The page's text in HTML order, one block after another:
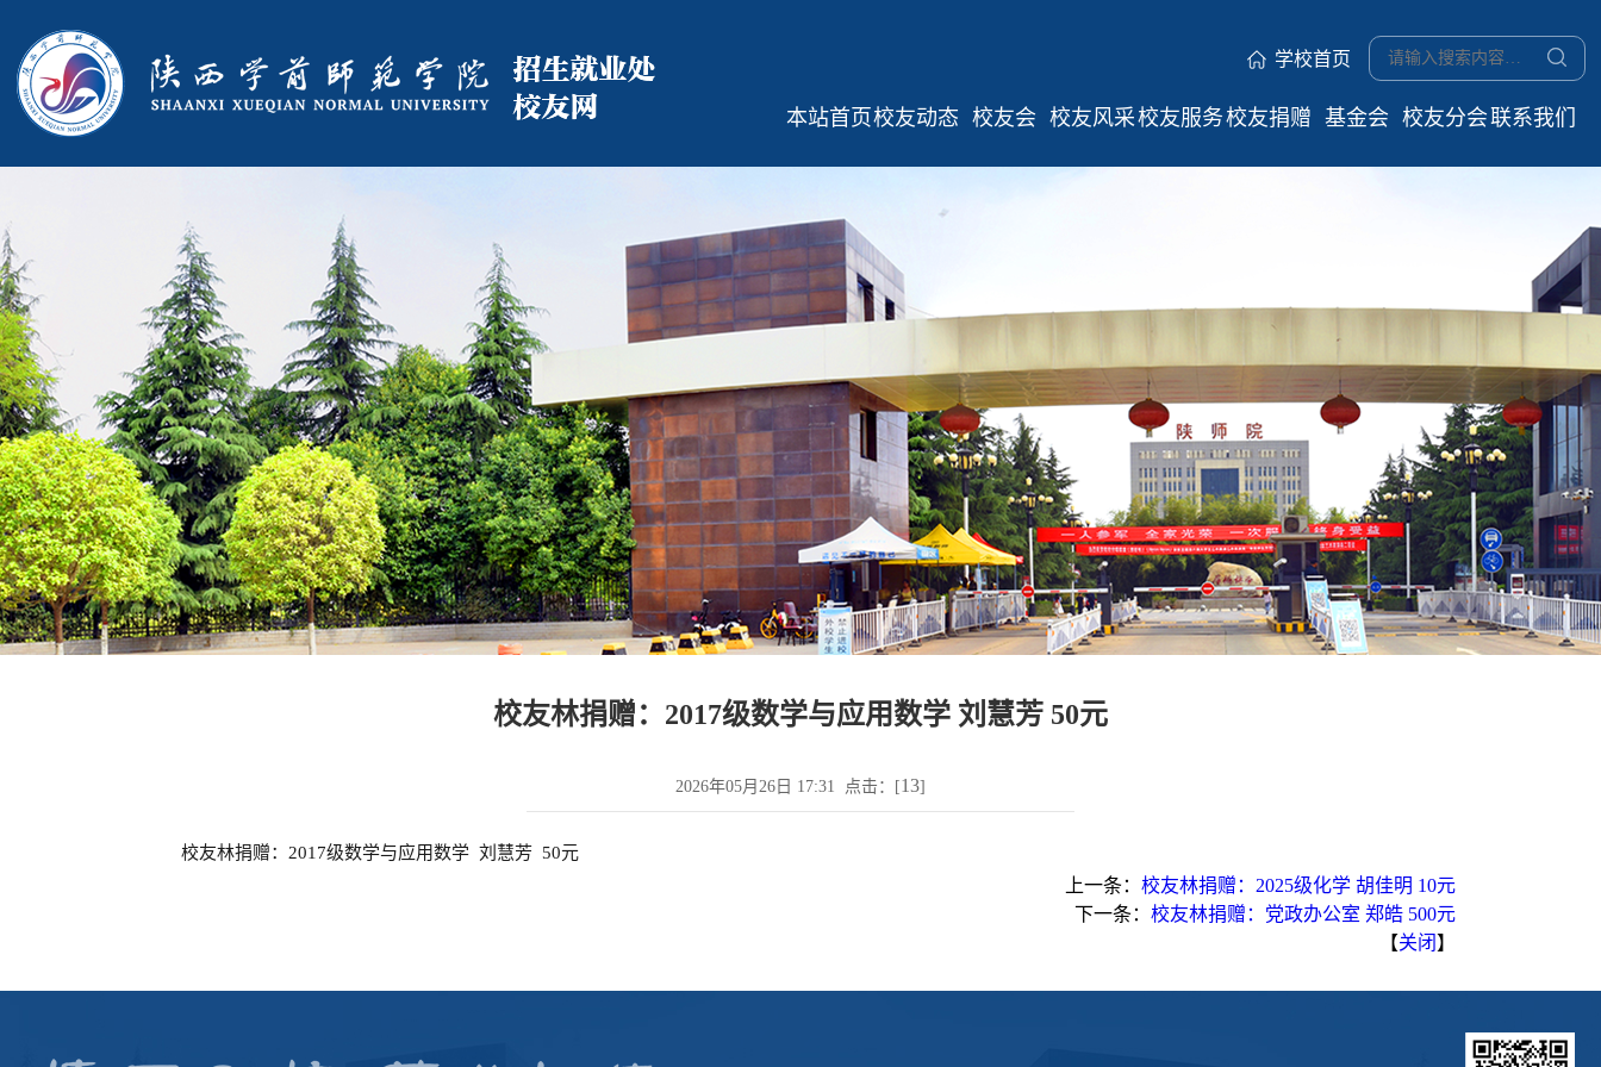
学校首页
本站首页校友动态
校友活动
校友讲堂
校友文苑
通知公告
校友会
校友会简
校友风采
优秀校友
校友服务
电子校友
校友捐赠
捐赠项目
基金会 校友分会
学院校友
联系我们
校友林捐赠：2017级数学与应用数学 刘慧芳 50元
2026年05月26日 17:31 点击：[13]
校友林捐赠：2017级数学与应用数学 刘慧芳 50元
上一条： 校友林捐赠：2025级化学 胡佳明 10元
下一条： 校友林捐赠：党政办公室 郑皓 500元
【关闭 】